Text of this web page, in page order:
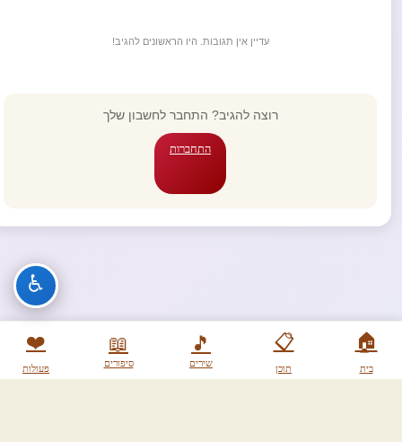
🏠
בית
📋
תוכן
🎵
שירים
📖
סיפורים
❤️
פעולות
עדיין אין תגובות. היו הראשונים להגיב!
רוצה להגיב? התחבר לחשבון שלך
התחברות
♿